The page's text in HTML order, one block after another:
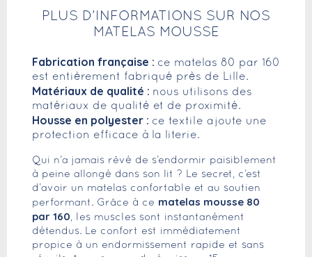
PLUS D’INFORMATIONS SUR NOS
MATELAS MOUSSE
Fabrication française : ce matelas 80 par 160
est entièrement fabriqué près de Lille.
Matériaux de qualité : nous utilisons des
matériaux de qualité et de proximité.
Housse en polyester : ce textile ajoute une
protection efficace à la literie.
Qui n’a jamais rêvé de s’endormir paisiblement
à peine allongé dans son lit ? Le secret, c’est
d’avoir un matelas confortable et au soutien
performant. Grâce à ce matelas mousse 80
par 160, les muscles sont instantanément
détendus. Le confort est immédiatement
propice à un endormissement rapide et sans